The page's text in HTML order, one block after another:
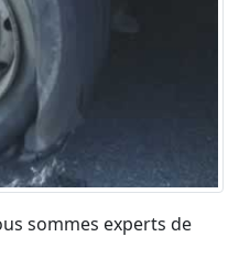
sommes experts de